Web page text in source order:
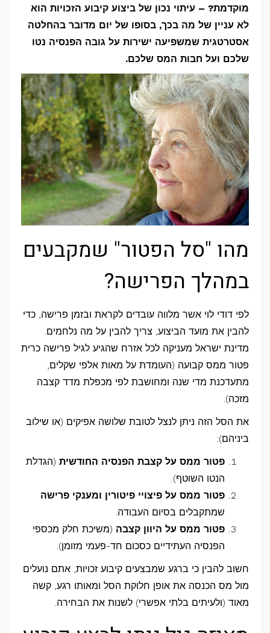
מוקדמת? – עיתוי נכון של ביצוע קיבוע הזכויות הוא
לא עניין של מה בכך, בסופו של יום מדובר בהחלטה
אסטרטגית שמשפיעה ישירות על גובה הפנסיה נטו
שלכם ועל חבות המס שלכם.
מהו "סל הפטור" שמקבעים
במהלך הפרישה?
לפי דודי לוי אשר מלווה עובדים לקראת ובזמן פרישה, כדי
להבין את מועד הביצוע, צריך להבין על מה נלחמים.
מדינת ישראל מעניקה לכל אזרח שהגיע לגיל פרישה כרית
פטור ממס קבועה (העומדת על מאות אלפי שקלים,
מתעדכנת מדי שנה ומחושבת לפי מכפלת מדד קצבה
מזכה).
את הסל הזה ניתן לנצל לטובת שלושה אפיקים (או שילוב
ביניהם):
פטור ממס על קצבת הפנסיה החודשית (הגדלת
הנטו השוטף).
פטור ממס על פיצויי פיטורין ומענקי פרישה
שמתקבלים בסיום העבודה.
פטור ממס על היוון קצבה (משיכת חלק מכספי
הפנסיה העתידיים כסכום חד-פעמי מזומן).
חשוב להבין כי ברגע שמבצעים קיבוע זכויות, אתם נועלים
מול מס הכנסה את אופן חלוקת הסל ומאותו רגע, קשה
מאוד (ולעיתים בלתי אפשרי) לשנות את הבחירה.